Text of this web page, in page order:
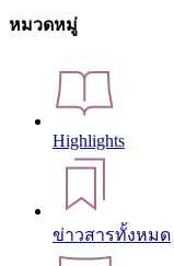
หมวดหมู่
Highlights
ข่าวสารทั้งหมด